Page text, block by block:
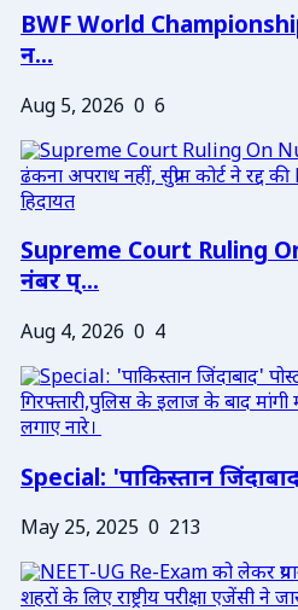
BWF World
न...
Aug 5, 2026 0 6
Supreme Court Ruling
नंबर प्...
Aug 4, 2026 0 4
Special: 'पाकिस्तान
May 25, 2025 0 213